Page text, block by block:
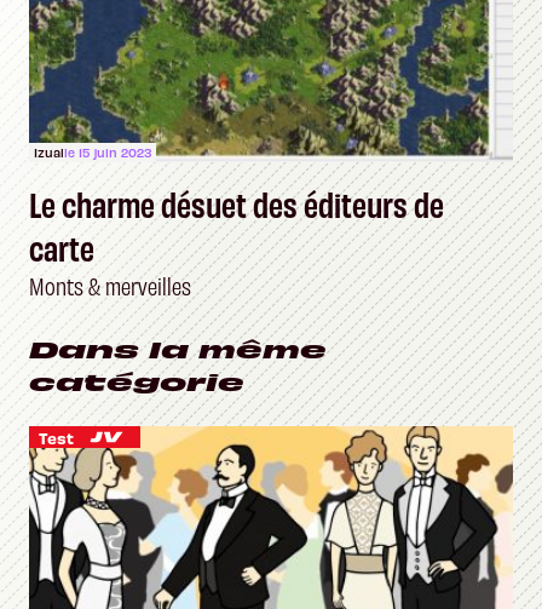
Izualle 15 juin 2023
Le charme désuet des éditeurs de
carte
Monts & merveilles
Dans la même
catégorie
Test